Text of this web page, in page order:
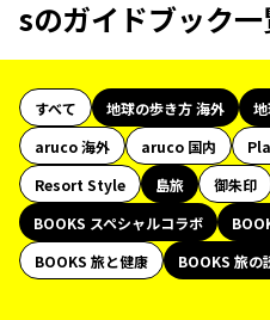
sのガイドブック
すべて 地球の歩き方 海外
aruco 海外
aruco 国内
Resort Style
島旅 御朱印
BOOKS スペシャルコラボ
BOOKS 旅と健康
BOOKS 旅の